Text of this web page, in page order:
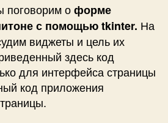
поговорим оформе
с помощью tkinter. На
виджеты и цель их
здесь код
для интерфейса страницы
код приложения